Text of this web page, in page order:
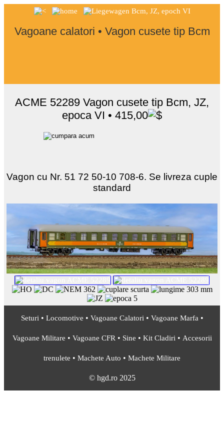
Vagoane calatori • Vagon cusete tip Bcm
ACME 52289 Vagon cusete tip Bcm, JZ,
epoca VI • 415,00
Vagon cu Nr. 51 72 50-10 708-6. Se livreza cuple
standard
Seturi • Locomotive • Vagoane Calatori • Vagoane Marfa •
Vagoane Militare • Vagoane CFR • Sine • Kit Cladiri • Accesorii
trenulete • Machete Auto • Machete Militare
© hgd.ro 2025